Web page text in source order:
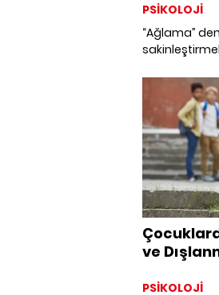
PSİKOLOJİ
“Ağlama”
ağlamasına
ve
PSİKOLOJİ